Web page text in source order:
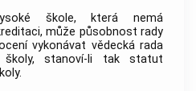
škole, která nemá
může působnost rady
vykonávat vědecká rada
školy, stanoví-li tak statut